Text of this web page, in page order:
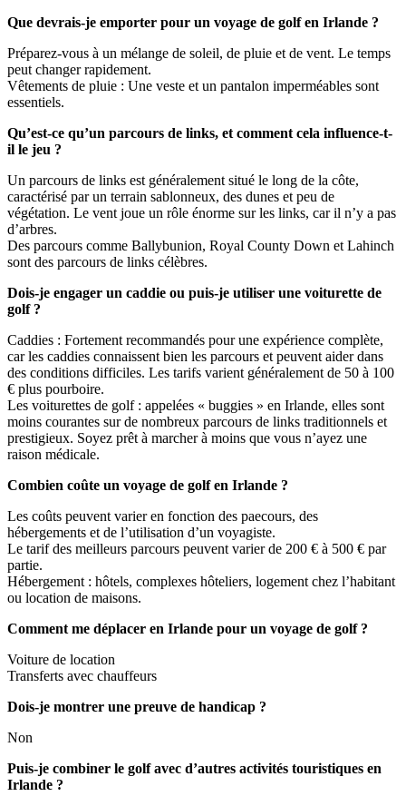
Que devrais-je emporter pour un voyage de golf en Irlande ?
Préparez-vous à un mélange de soleil, de pluie et de vent. Le temps
peut changer rapidement.
Vêtements de pluie : Une veste et un pantalon imperméables sont
essentiels.
Qu’est-ce qu’un parcours de links, et comment cela influence-t-
il le jeu ?
Un parcours de links est généralement situé le long de la côte,
caractérisé par un terrain sablonneux, des dunes et peu de
végétation. Le vent joue un rôle énorme sur les links, car il n’y a pas
d’arbres.
Des parcours comme Ballybunion, Royal County Down et Lahinch
sont des parcours de links célèbres.
Dois-je engager un caddie ou puis-je utiliser une voiturette de
golf ?
Caddies : Fortement recommandés pour une expérience complète,
car les caddies connaissent bien les parcours et peuvent aider dans
des conditions difficiles. Les tarifs varient généralement de 50 à 100
€ plus pourboire.
Les voiturettes de golf : appelées « buggies » en Irlande, elles sont
moins courantes sur de nombreux parcours de links traditionnels et
prestigieux. Soyez prêt à marcher à moins que vous n’ayez une
raison médicale.
Combien coûte un voyage de golf en Irlande ?
Les coûts peuvent varier en fonction des paecours, des
hébergements et de l’utilisation d’un voyagiste.
Le tarif des meilleurs parcours peuvent varier de 200 € à 500 € par
partie.
Hébergement : hôtels, complexes hôteliers, logement chez l’habitant
ou location de maisons.
Comment me déplacer en Irlande pour un voyage de golf ?
Voiture de location
Transferts avec chauffeurs
Dois-je montrer une preuve de handicap ?
Non
Puis-je combiner le golf avec d’autres activités touristiques en
Irlande ?